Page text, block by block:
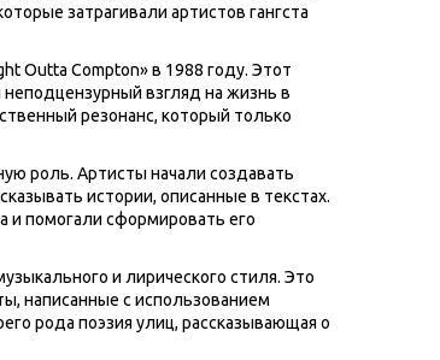
затрагивали артистов гангста
Outta Compton» в 1988 году. Этот
взгляд на жизнь в
резонанс, который только
роль. Артисты начали создавать
истории, описанные в текстах.
и помогали сформировать его
и лирического стиля. Это
написанные с использованием
рода поэзия улиц, рассказывающая о